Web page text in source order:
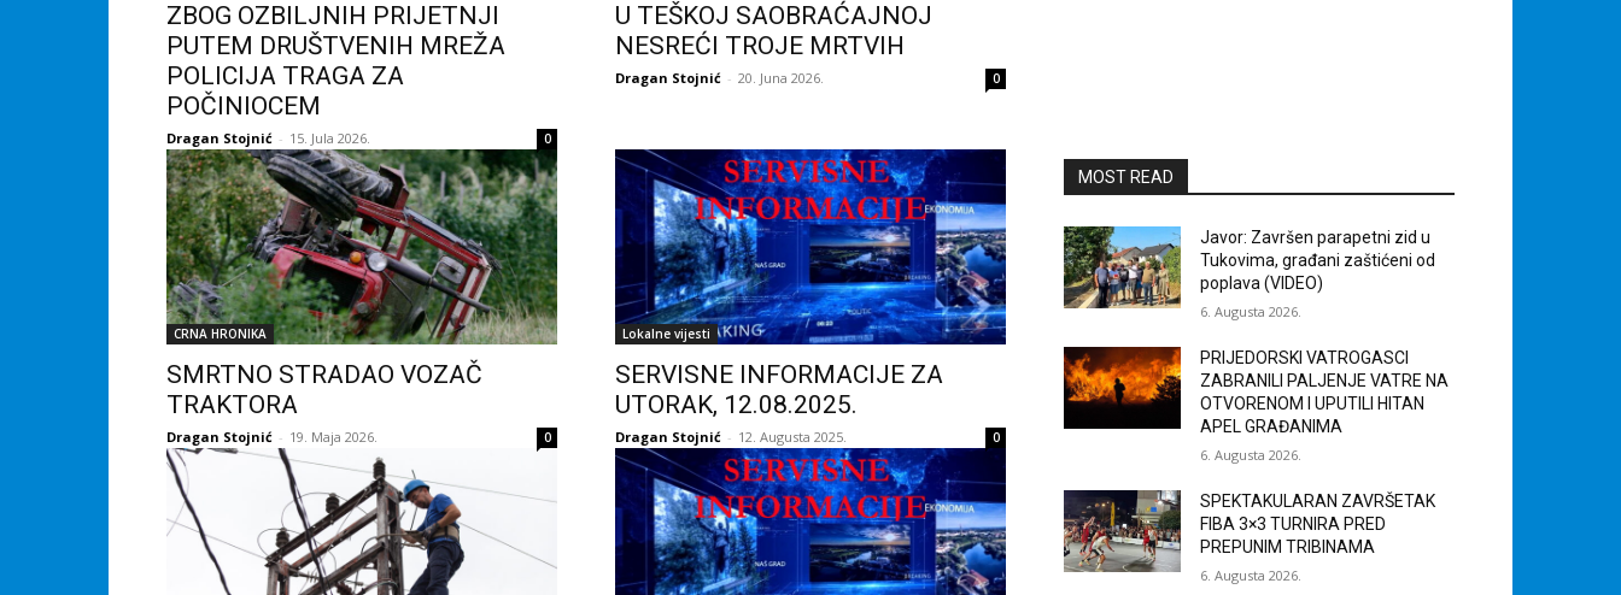
ZBOG OZBILJNIH PRIJETNJI
PUTEM DRUŠTVENIH MREŽA
POLICIJA TRAGA ZA
POČINIOCEM
Dragan Stojnić - 15. Jula 2026. 0
U TEŠKOJ SAOBRAĆAJNOJ
NESREĆI TROJE MRTVIH
Dragan Stojnić - 20. Juna 2026. 0
CRNA HRONIKA
SMRTNO STRADAO VOZAČ
TRAKTORA
Dragan Stojnić - 19. Maja 2026. 0
Lokalne vijesti
SERVISNE INFORMACIJE ZA
UTORAK, 12.08.2025.
Dragan Stojnić - 12. Augusta 2025. 0
MOST READ
Javor: Završen parapetni zid u
Tukovima, građani zaštićeni od
poplava (VIDEO)
6. Augusta 2026.
PRIJEDORSKI VATROGASCI
ZABRANILI PALJENJE VATRE NA
OTVORENOM I UPUTILI HITAN
APEL GRAĐANIMA
6. Augusta 2026.
SPEKTAKULARAN ZAVRŠETAK
FIBA 3×3 TURNIRA PRED
PREPUNIM TRIBINAMA
6. Augusta 2026.